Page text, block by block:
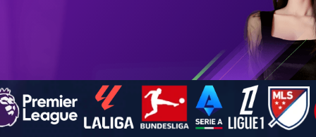
乐鱼
（中
国）
- 学
院新
闻 -